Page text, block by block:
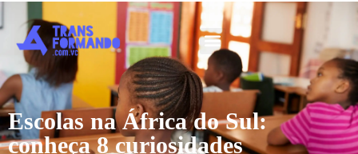
Escolas na África do Sul:
conheça 8 curiosidades